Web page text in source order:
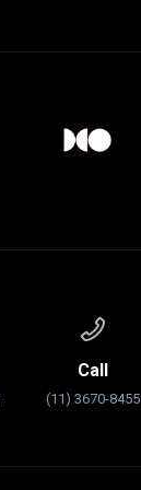
Call
(11) 3670-8455